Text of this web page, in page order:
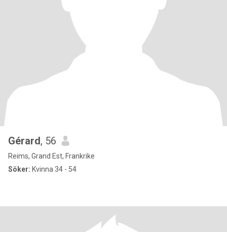
Gérard, 56
Reims, Grand Est, Frankrike
Söker: Kvinna 34 - 54